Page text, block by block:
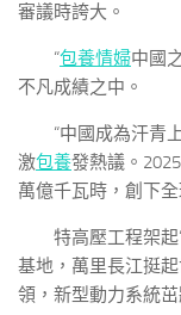
審議時誇大。
“包養情婦中國
不凡成績之中。
“中國成為汗青
激包養發熱議。2025
萬億千瓦時，創下
特高壓工程架起
基地，萬里長江挺
領，新型動力系統茁